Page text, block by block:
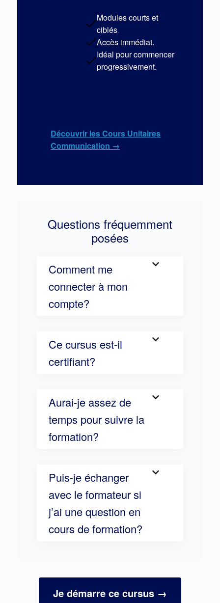
Modules courts et
ciblés.
Accès immédiat.
Idéal pour commencer
progressivement.
Découvrir les Cours Unitaires
Communication →
Questions fréquemment
posées
Comment me
connecter à mon
compte?
Ce cursus est-il
certifiant?
Aurai-je assez de
temps pour suivre la
formation?
Puis-je échanger
avec le formateur si
j’ai une question en
cours de formation?
Je démarre ce cursus →